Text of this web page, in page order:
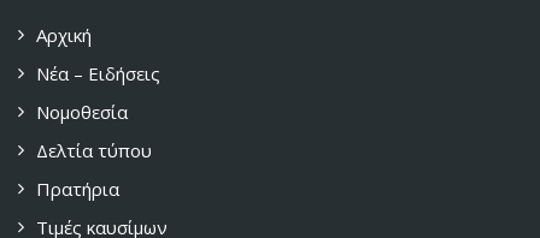
Αρχική
Νέα – Ειδήσεις
Νομοθεσία
Δελτία τύπου
Πρατήρια
Τιμές καυσίμων